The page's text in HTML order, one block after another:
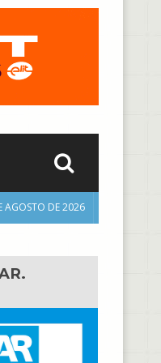
AGOSTO DE 2026